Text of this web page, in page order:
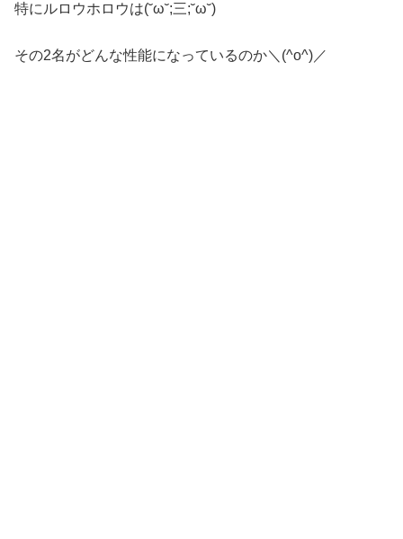
特にルロウホロウは(˘ω˘;三;˘ω˘)
その2名がどんな性能になっているのか＼(^o^)／